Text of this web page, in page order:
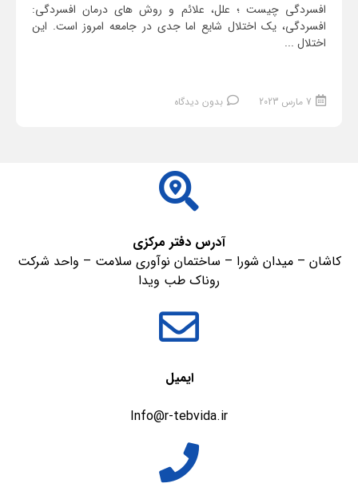
افسردگی چیست ؛ علل، علائم و روش های درمان افسردگی:
افسردگی، یک اختلال شایع اما جدی در جامعه امروز است. این
اختلال ...
7 مارس 2023 بدون دیدگاه
آدرس دفتر مرکزی
کاشان – میدان شورا – ساختمان نوآوری سلامت – واحد شرکت
روناک طب ویدا
ایمیل
Info@r-tebvida.ir